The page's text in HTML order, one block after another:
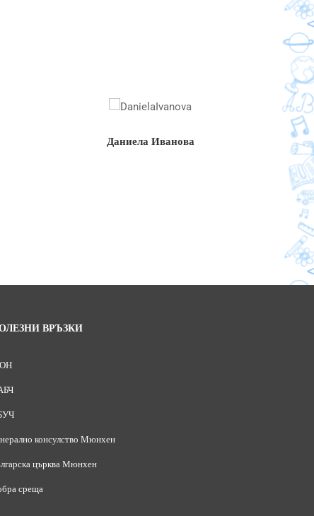
Даниела Иванова
ВРЪЗКИ
консулство Мюнхен
църква Мюнхен
среща